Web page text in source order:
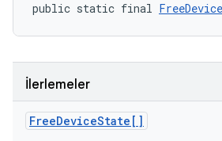
public static final
İlerlemeler
FreeDeviceState[]